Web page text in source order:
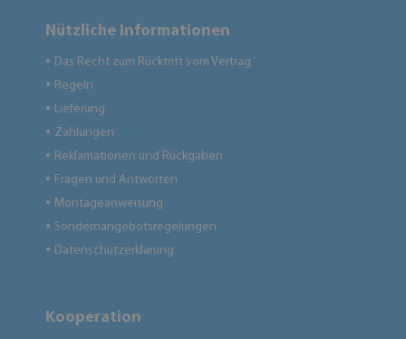
Nützliche Informationen
● Das Recht zum Rücktritt vom Vertrag
● Regeln
● Lieferung
● Zahlungen
● Reklamationen und Rückgaben
● Fragen und Antworten
● Montageanweisung
● Sondernangebotsregelungen
● Datenschutzerklärung
Kooperation